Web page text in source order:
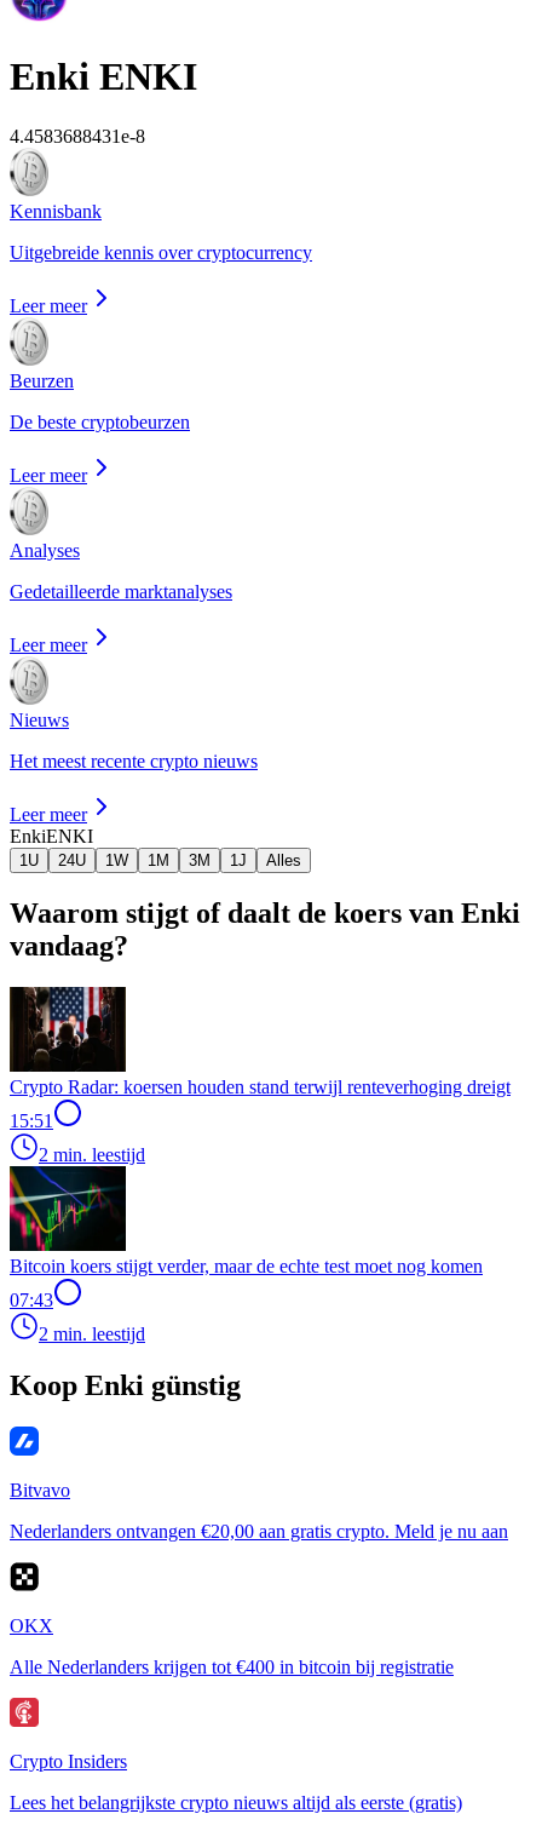
Enki ENKI
4.4583688431e-8
Kennisbank
Uitgebreide kennis over cryptocurrency
Leer meer
Beurzen
De beste cryptobeurzen
Leer meer
Analyses
Gedetailleerde marktanalyses
Leer meer
Nieuws
Het meest recente crypto nieuws
Leer meer
EnkiENKI
1U 24U 1W 1M 3M 1J Alles
Waarom stijgt of daalt de koers van Enki
vandaag?
Crypto Radar: koersen houden stand terwijl renteverhoging dreigt
15:51
2 min. leestijd
Bitcoin koers stijgt verder, maar de echte test moet nog komen
07:43
2 min. leestijd
Koop Enki günstig
Bitvavo
Nederlanders ontvangen €20,00 aan gratis crypto. Meld je nu aan
OKX
Alle Nederlanders krijgen tot €400 in bitcoin bij registratie
Crypto Insiders
Lees het belangrijkste crypto nieuws altijd als eerste (gratis)